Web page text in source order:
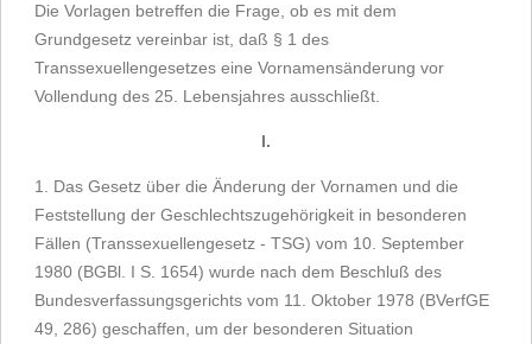
Die Vorlagen betreffen die Frage, ob es mit dem
Grundgesetz vereinbar ist, daß § 1 des
Transsexuellengesetzes eine Vornamensänderung vor
Vollendung des 25. Lebensjahres ausschließt.
I.
1. Das Gesetz über die Änderung der Vornamen und die
Feststellung der Geschlechtszugehörigkeit in besonderen
Fällen (Transsexuellengesetz - TSG) vom 10. September
1980 (BGBl. I S. 1654) wurde nach dem Beschluß des
Bundesverfassungsgerichts vom 11. Oktober 1978 (BVerfGE
49, 286) geschaffen, um der besonderen Situation